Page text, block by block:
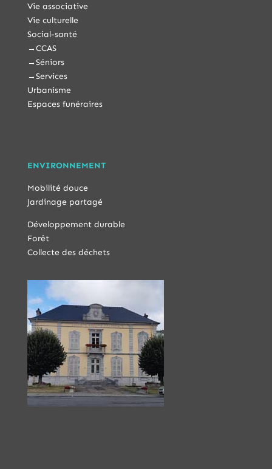
Vie associative
Vie culturelle
Social-santé
→CCAS
→Séniors
→Services
Urbanisme
Espaces funéraires
ENVIRONNEMENT
Mobilité douce
Jardinage partagé
Développement durable
Forêt
Collecte des déchets